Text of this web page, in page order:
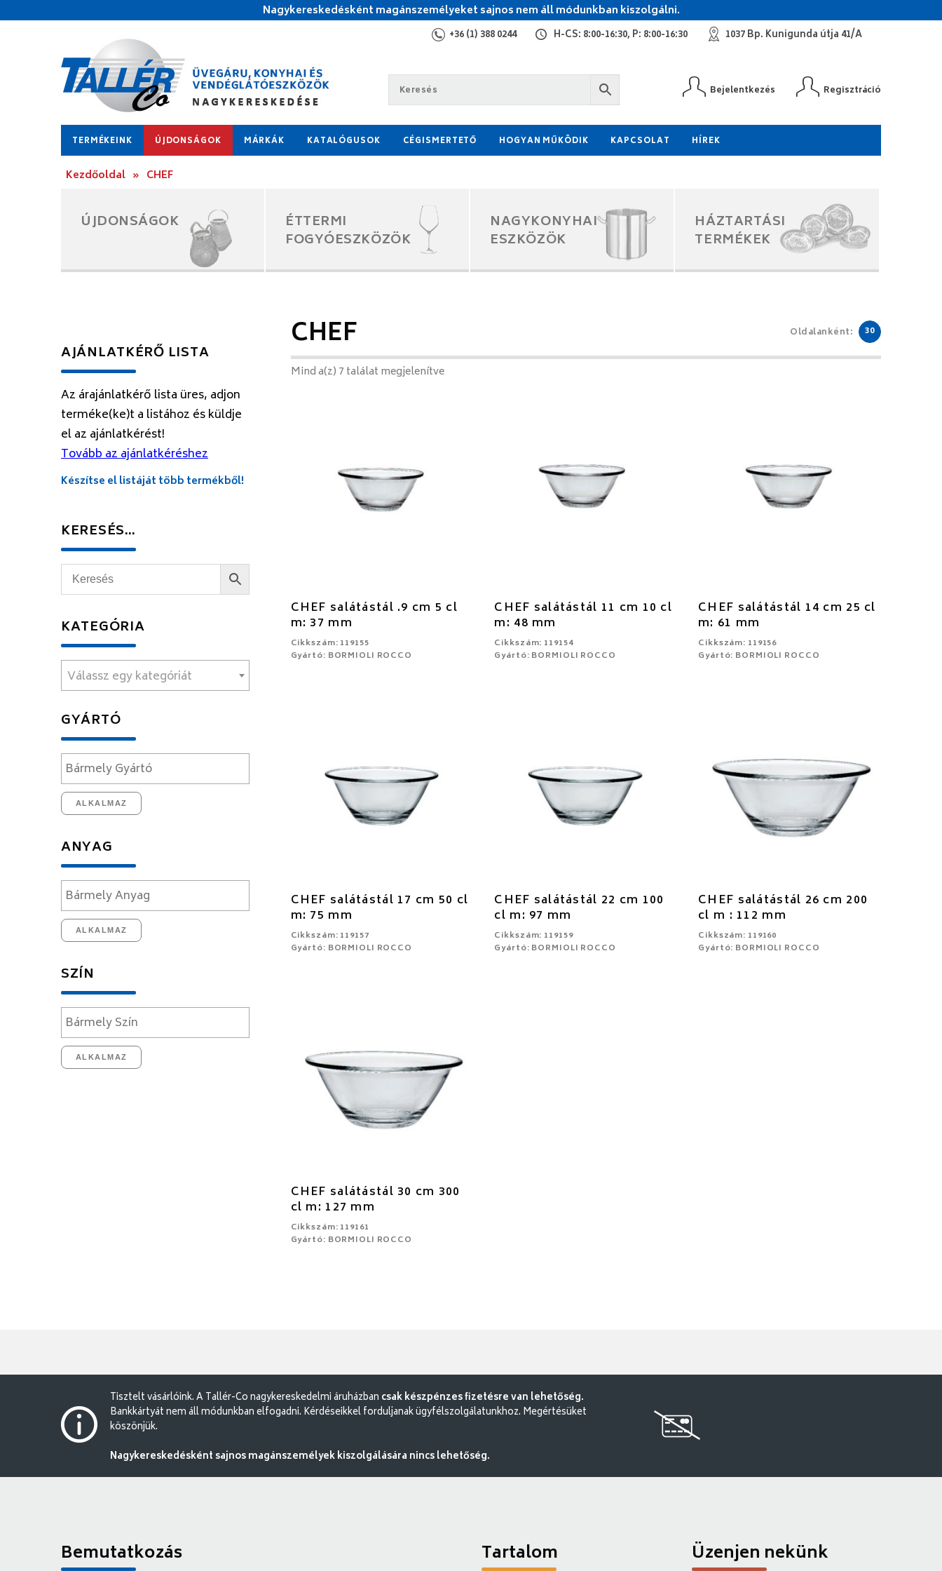
Nagykereskedésként magánszemélyeket sajnos nem áll módunkban kiszolgálni.
+36 (1) 388 0244 H-CS: 8:00-16:30, P: 8:00-16:30 1037 Bp. Kunigunda útja 41/A
Bejelentkezés Regisztráció
TERMÉKEINK ÚJDONSÁGOK MÁRKÁK KATALÓGUSOK CÉGISMERTETŐ HOGYAN MŰKÖDIK KAPCSOLAT HÍREK
Kezdőoldal » CHEF
ÚJDONSÁGOK
ÉTTERMI
FOGYÓESZKÖZÖK
NAGYKONYHAI
ESZKÖZÖK
HÁZTARTÁSI
TERMÉKEK
AJÁNLATKÉRŐ LISTA
Az árajánlatkérő lista üres, adjon
terméke(ke)t a listához és küldje
el az ajánlatkérést!
Tovább az ajánlatkéréshez
Készítse el listáját több termékből!
KERESÉS…
KATEGÓRIA
Válassz egy kategóriát
GYÁRTÓ
ALKALMAZ
ANYAG
ALKALMAZ
SZÍN
ALKALMAZ
CHEF Oldalanként: 30
Mind a(z) 7 találat megjelenítve
CHEF salátástál .9 cm 5 cl
m: 37 mm
Cikkszám: 119155
Gyártó: BORMIOLI ROCCO
CHEF salátástál 11 cm 10 cl
m: 48 mm
Cikkszám: 119154
Gyártó: BORMIOLI ROCCO
CHEF salátástál 14 cm 25 cl
m: 61 mm
Cikkszám: 119156
Gyártó: BORMIOLI ROCCO
CHEF salátástál 17 cm 50 cl
m: 75 mm
Cikkszám: 119157
Gyártó: BORMIOLI ROCCO
CHEF salátástál 22 cm 100
cl m: 97 mm
Cikkszám: 119159
Gyártó: BORMIOLI ROCCO
CHEF salátástál 26 cm 200
cl m : 112 mm
Cikkszám: 119160
Gyártó: BORMIOLI ROCCO
CHEF salátástál 30 cm 300
cl m: 127 mm
Cikkszám: 119161
Gyártó: BORMIOLI ROCCO
Tisztelt vásárlóink. A Tallér-Co nagykereskedelmi áruházban csak készpénzes fizetésre van lehetőség.
Bankkártyát nem áll módunkban elfogadni. Kérdéseikkel forduljanak ügyfélszolgálatunkhoz. Megértésüket
köszönjük.
Nagykereskedésként sajnos magánszemélyek kiszolgálására nincs lehetőség.
Bemutatkozás Tartalom Üzenjen nekünk